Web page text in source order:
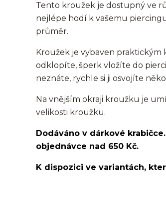
Tento kroužek je dostupný ve
nejlépe hodí k vašemu
průměr.
Kroužek je vybaven
odklopíte, šperk vložíte do
neznáte, rychle si ji osvojíte
Na vnějším okraji kroužku je
velikosti kroužku.
Dodáváno v dárkové
objednávce nad 650 Kč.
K dispozici ve variantách,